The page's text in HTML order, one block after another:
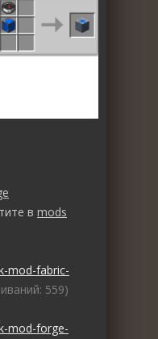
в mods
mod-fabric-
559)
mod-forge-